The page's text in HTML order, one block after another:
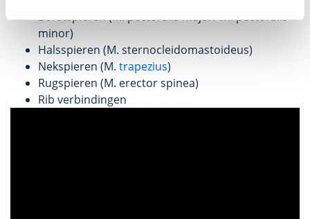
Borstspieren (M. pectoralis major/ m. pectoralis
minor)
Halsspieren (M. sternocleidomastoideus)
Nekspieren (M. trapezius)
Rugspieren (M. erector spinea)
Rib verbindingen